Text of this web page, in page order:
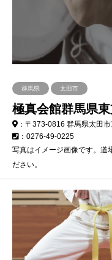
群馬県 太田市
極真会館群馬県
：〒373-0816 群馬県太田
：0276-49-0225
写真はイメージ画像です。道
ださい。